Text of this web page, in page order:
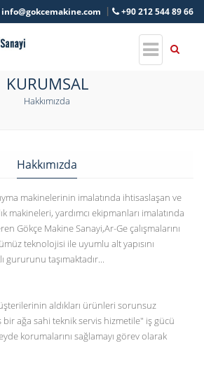
info@gokcemakine.com +90 212 544 89 66
KURUMSAL
Hakkımızda
Hakkımızda
makinelerinin imalatında ihtisaslaşan ve
makineleri, yardımcı ekipmanları imalatında
Gökçe Makine Sanayi,Ar-Ge çalışmalarını
teknolojisi ile uyumlu alt yapısını
gururunu taşımaktadır...
aldıkları ürünleri sorunsuz
bir ağa sahi teknik servis hizmetile" iş gücü
korumalarını sağlamayı görev olarak